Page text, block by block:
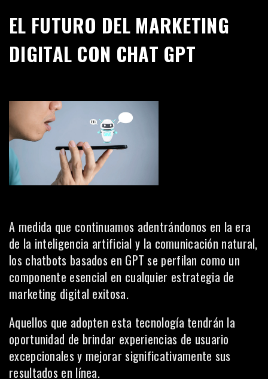
EL FUTURO DEL MARKETING
DIGITAL CON CHAT GPT
A medida que continuamos adentrándonos en la era
de la inteligencia artificial y la comunicación natural,
los chatbots basados en GPT se perfilan como un
componente esencial en cualquier estrategia de
marketing digital exitosa.
Aquellos que adopten esta tecnología tendrán la
oportunidad de brindar experiencias de usuario
excepcionales y mejorar significativamente sus
resultados en línea.